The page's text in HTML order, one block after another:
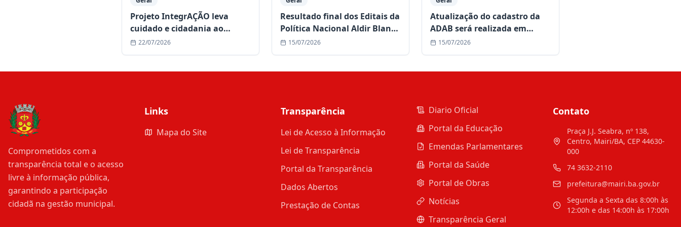
Projeto IntegrAÇÃO leva
cuidado e cidadania ao
povoado de Bonsucesso
22/07/2026
Resultado final dos Editais da
Política Nacional Aldir Blanc
de Cultura já está disponível
15/07/2026
Atualização do cadastro da
ADAB será realizada em
comunidades rurais de Mairi
durante o mês de julho
15/07/2026
Comprometidos com a
transparência total e o acesso
livre à informação pública,
garantindo a participação
cidadã na gestão municipal.
Links
Mapa do Site
Transparência
Lei de Acesso à Informação
Lei de Transparência
Portal da Transparência
Dados Abertos
Prestação de Contas
Diario Oficial
Portal da Educação
Emendas Parlamentares
Portal da Saúde
Portal de Obras
Notícias
Transparência Geral
Contato
Praça J.J. Seabra, nº 138,
Centro, Mairi/BA, CEP 44630-
000
74 3632-2110
prefeitura@mairi.ba.gov.br
Segunda a Sexta das 8:00h às
12:00h e das 14:00h às 17:00h